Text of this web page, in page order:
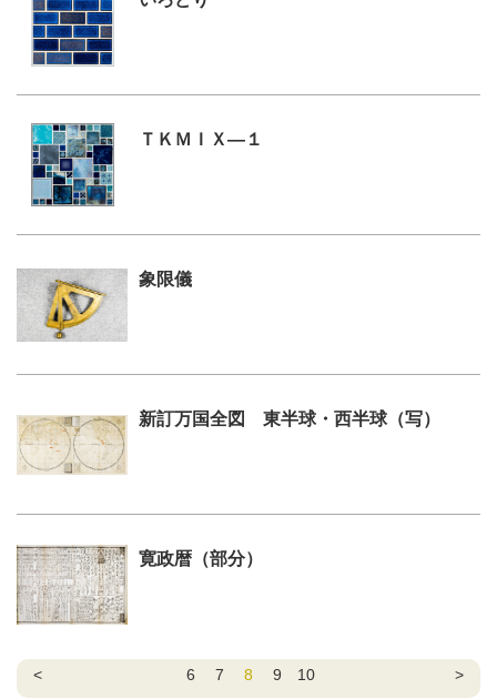
ＴＫＭＩＸ―１
象限儀
新訂万国全図 東半球・西半球（写）
寛政暦（部分）
< 6 7 8 9 10 >